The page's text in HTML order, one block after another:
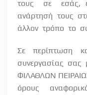
τους
σε εσάς,
ανάρτησή τους
άλλον τρόπο το
Σε περίπτωση
συνεργασίας
ΦΙΛΑΘΛΩΝ
όρους